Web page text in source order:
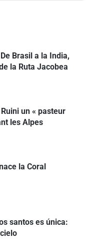
Brasil a la India,
la Ruta Jacobea
un « pasteur
les Alpes
la Coral
santos es única: